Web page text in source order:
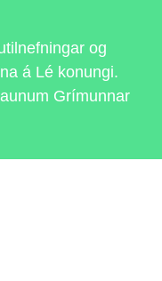
og
á Lé konungi.
Grímunnar